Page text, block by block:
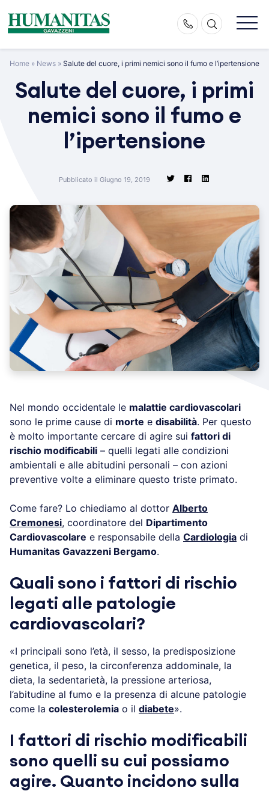
content
Home » News » Salute del cuore, i primi nemici sono il fumo e l’ipertensione
Salute del cuore, i primi
nemici sono il fumo e
l’ipertensione
Pubblicato il Giugno 19, 2019
Nel mondo occidentale le malattie cardiovascolari
sono le prime cause di morte e disabilità. Per questo
è molto importante cercare di agire sui fattori di
rischio modificabili – quelli legati alle condizioni
ambientali e alle abitudini personali – con azioni
preventive volte a eliminare questo triste primato.
Come fare? Lo chiediamo al dottor Alberto
Cremonesi, coordinatore del Dipartimento
Cardiovascolare e responsabile della Cardiologia di
Humanitas Gavazzeni Bergamo.
Quali sono i fattori di rischio
legati alle patologie
cardiovascolari?
«I principali sono l’età, il sesso, la predisposizione
genetica, il peso, la circonferenza addominale, la
dieta, la sedentarietà, la pressione arteriosa,
l’abitudine al fumo e la presenza di alcune patologie
come la colesterolemia o il diabete».
I fattori di rischio modificabili
sono quelli su cui possiamo
agire. Quanto incidono sulla